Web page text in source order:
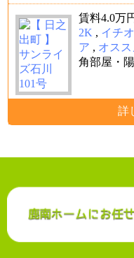
賃料4.0万
2K , イチ
ア , オス
角部屋・
詳